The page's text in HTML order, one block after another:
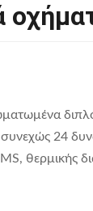
24
θερμικής